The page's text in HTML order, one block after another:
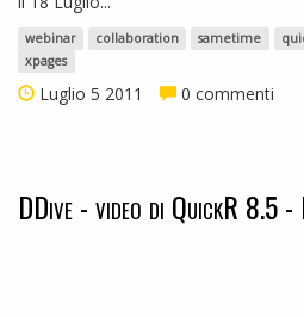
webinar collaboration sametime
xpages
Luglio 5 2011 0 commenti
DDive - video di QuickR 8.5 -